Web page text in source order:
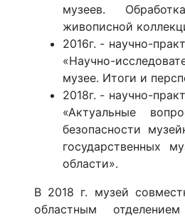
музеев.
живописной
2016г. - научно-
«Научно-
музее. Итоги и
2018г. - научно-
«Актуальные
безопасности
государственных
области».
В 2018 г. музей
областным